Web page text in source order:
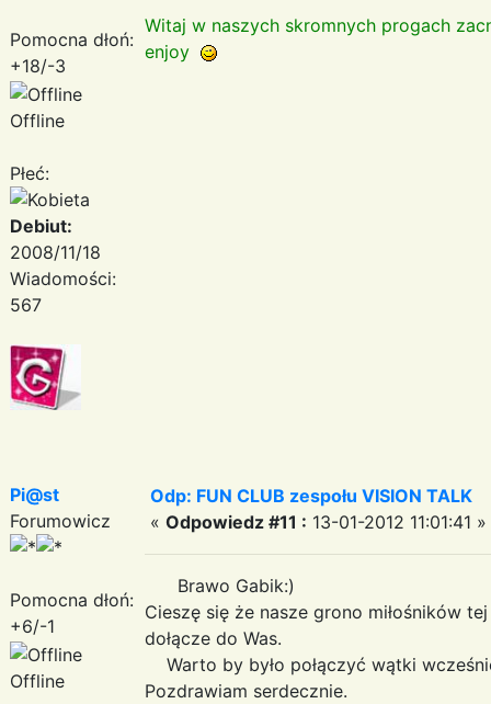
Pomocna dłoń:
+18/-3
Offline
Płeć:
Debiut:
2008/11/18
Wiadomości:
567
Witaj w naszych skromnych progach
enjoy
Pi@st
Forumowicz
Pomocna dłoń:
+6/-1
Offline
Odp: FUN CLUB zespołu VISION TALK
« Odpowiedz #11 : 13-01-2012 11:01:41 »
Brawo Gabik:)
Cieszę się że nasze grono miłośników
dołącze do Was.
Warto by było połączyć wątki
Pozdrawiam serdecznie.